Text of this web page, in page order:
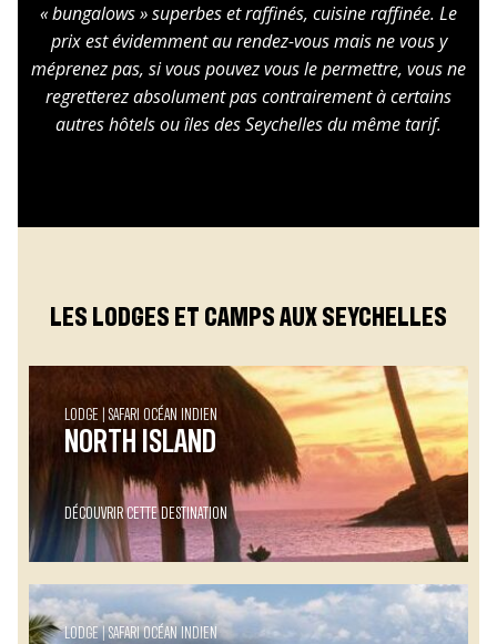
« bungalows » superbes et raffinés, cuisine raffinée. Le
prix est évidemment au rendez-vous mais ne vous y
méprenez pas, si vous pouvez vous le permettre, vous ne
regretterez absolument pas contrairement à certains
autres hôtels ou îles des Seychelles du même tarif.
LES LODGES ET CAMPS AUX SEYCHELLES
LODGE SAFARI OCÉAN INDIEN
NORTH ISLAND
DÉCOUVRIR CETTE DESTINATION
LODGE SAFARI OCÉAN INDIEN